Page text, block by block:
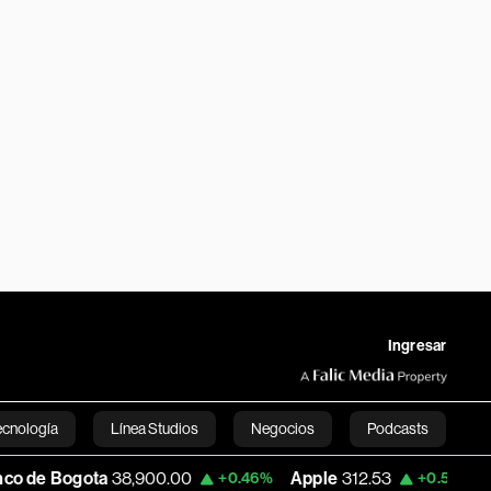
Ingresar
Línea Studios Negocios Podcasts
English
38,900.00 +0.46% Apple 312.53 +0.51% USD COP